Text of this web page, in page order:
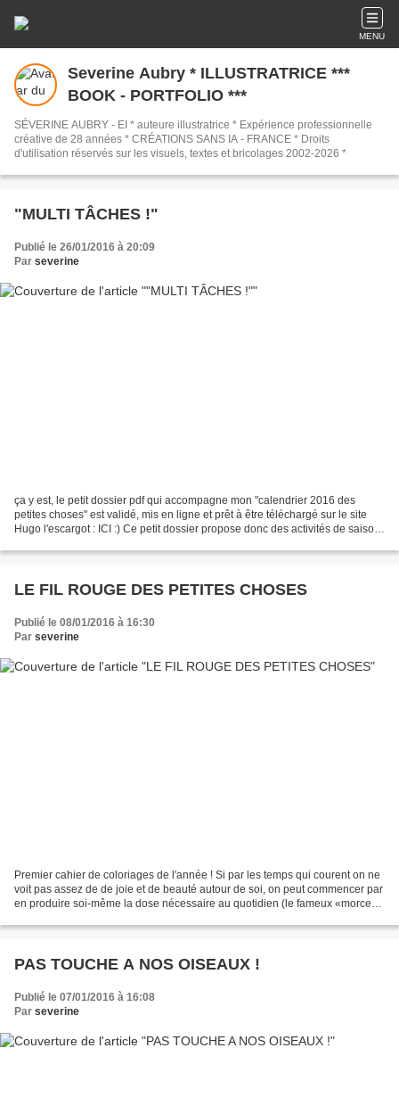
MENU
Severine Aubry * ILLUSTRATRICE ***
BOOK - PORTFOLIO ***
SÉVERINE AUBRY - EI * auteure illustratrice * Expérience professionnelle
créative de 28 années * CRÉATIONS SANS IA - FRANCE * Droits
d'utilisation réservés sur les visuels, textes et bricolages 2002-2026 *
"MULTI TÂCHES !"
Publié le 26/01/2016 à 20:09
Par severine
ça y est, le petit dossier pdf qui accompagne mon "calendrier 2016 des
petites choses" est validé, mis en ligne et prêt à être téléchargé sur le site
Hugo l'escargot : ICI :) Ce petit dossier propose donc des activités de saison,
LE FIL ROUGE DES PETITES CHOSES
Publié le 08/01/2016 à 16:30
Par severine
Premier cahier de coloriages de l'année ! Si par les temps qui courent on ne
voit pas assez de de joie et de beauté autour de soi, on peut commencer par
en produire soi-même la dose nécessaire au quotidien (le fameux «morceau
PAS TOUCHE A NOS OISEAUX !
Publié le 07/01/2016 à 16:08
Par severine